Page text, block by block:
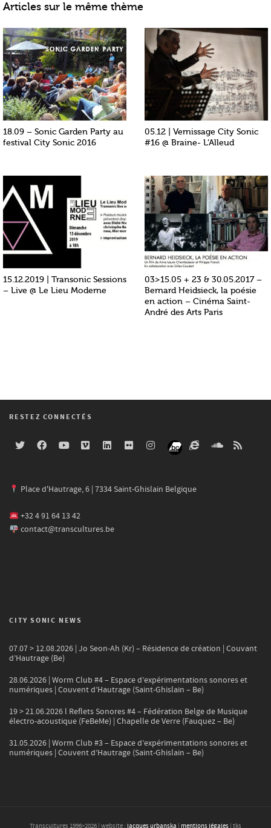
Articles sur le même thème
18.09 – Sonic Garden Party au
festival City Sonic 2016
05.12 | Vernissage City Sonic
#16 @ Braine- L’Alleud
15.12.2019 | Transonic Sessions
– Live @ Le Lieu Moderne
03>15.05 + 23 & 30.05.2017 –
Bernard Heidsieck, la poésie
en action – Cinéma Saint-
André des Arts Paris
RESTEZ CONNECTÉS
Place d'Hautrage, 6 | 7334 Saint-Ghislain Belgique
+32 4 91 64 13 42
contact@transcultures.be
CITY SONIC NEWS
07.07 > 12.08.2026 | Jo Seon-Ah (Kr) – Résidence de création | Couvant
d’Hautrage (Be)
28.06.2026 | Worm Club #4 – Espace d’expérimentations sonores et
numériques | Couvent d’Hautrage (Saint-Ghislain – Be)
19 > 21.06.2026 l Reflets Sonores #4 – Fédération Belge de Musique
électro-acoustique (FeBeMe) | Chapelle de Verre (Fauquez – Be)
31.05.2026 | Worm Club #3 – Espace d’expérimentations sonores et
numériques | Couvent d’Hautrage (Saint-Ghislain – Be)
Transcultures 1996>2026 | website : jacques urbanska mentions légales | tks